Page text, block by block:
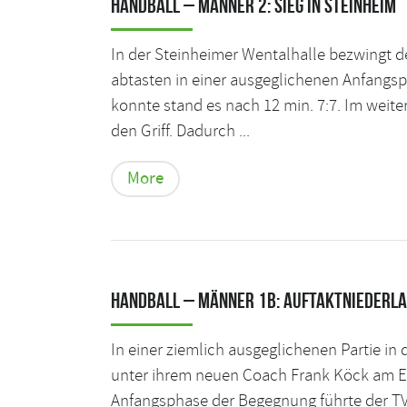
Handball – Männer 2: Sieg in Steinheim
In der Steinheimer Wentalhalle bezwingt
abtasten in einer ausgeglichenen
konnte stand es nach 12 min. 7:7. Im
den Griff. Dadurch ...
More
Handball – Männer 1b:
In einer ziemlich ausgeglichenen Partie
unter ihrem neuen Coach Frank Köck am
Anfangsphase der Begegnung führte der